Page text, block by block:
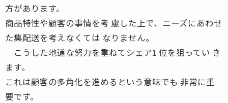
方があります。
商品特性や顧客の事情を考 慮した上で、ニーズにあわせ
た集配送を考えなくては なりません。
こうした地道な努力を重ねてシェア1 位を狙ってい き
ます。
これは顧客の多角化を進めるという意味でも 非常に重
要です。